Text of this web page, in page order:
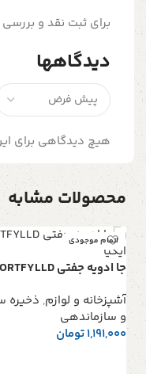
دیدگاهها
هیچ دیدگاهی برای
برای ثبت نقد و بررسی
محصولات مشابه
اتمام موجودی
جا ادويه جفتی ORTFYLLD ايكيا
آشپزخانه و لوازم, ذخیره
و سازماندهی
1,191,000تومان